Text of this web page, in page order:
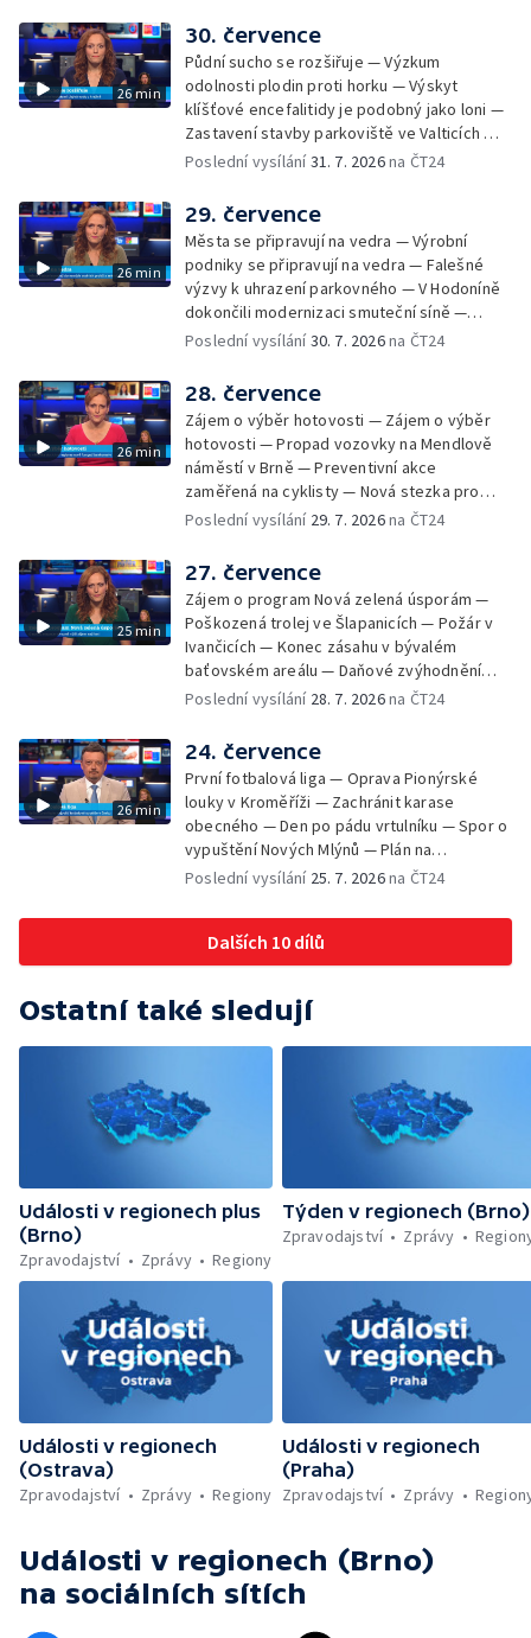
26 min
30. července
Půdní sucho se rozšiřuje — Výzkum
odolnosti plodin proti horku — Výskyt
klíšťové encefalitidy je podobný jako loni —
Zastavení stavby parkoviště ve Valticích —
Spor o lokalitu lesa v Rožnově pod
organismus — Kybernetický incident na
Masarykově univerzitě — Slavnostní
vyřazení absolventů Univerzity obran —
Letní kurzy umění pro mladé — Mobilní
kurníky pomáhají na poli
Poslední vysílání31. 7. 2026na ČT24
26 min
29. července
Města se připravují na vedra — Výrobní
podniky se připravují na vedra — Falešné
výzvy k uhrazení parkovného — V Hodoníně
dokončili modernizaci smuteční síně —
Chybějící toalety u dětských hřišť —
bývalého nákupního domu Letná — Končí 52.
ročník Letní filmové školy — 3. ročník
komunitní akce Stůl ve středu — Cesta na
podporu paliativní péče
Poslední vysílání30. 7. 2026na ČT24
26 min
28. července
Zájem o výběr hotovosti — Zájem o výběr
hotovosti — Propad vozovky na Mendlově
náměstí v Brně — Preventivní akce
zaměřená na cyklisty — Nová stezka pro
cyklisty na Zlínsku — Letecká linka mezi
pozorovat zatmění Slunce — Den AČFK na
Letní filmové škole — Milan Uhde slaví 90 let
— Rekonstrukce vojenského srubu
Poslední vysílání 29. 7. 2026na ČT24
25 min
27. července
Zájem o program Nová zelená úsporám —
Poškozená trolej ve Šlapanicích — Požár v
Ivančicích — Konec zásahu v bývalém
baťovském areálu — Daňové zvýhodnění
vína — Výhružky na magistrátu v Olomouci —
Brněnské týmy v první fotbalové lize —
Chystaná rekonstrukce bývalé věznice —
Nový seriál pro děti
Poslední vysílání 28. 7. 2026na ČT24
26 min
24. července
První fotbalová liga — Oprava Pionýrské
louky v Kroměříži — Zachránit karase
obecného — Den po pádu vrtulníku — Spor o
vypuštění Nových Mlýnů — Plán na
odstranění ohořelé budovy — 52. ročník
samostatné továrny
Poslední vysílání 25. 7. 2026na ČT24
Dalších 10 dílů
Ostatní také sledují
Události v regionech plus
(Brno)
Zpravodajství
Zprávy Regiony
Týden v regionech (Brno)
Zpravodajství
Zprávy
Události v regionech
(Ostrava)
Zpravodajství
Zprávy Regiony
Události v regionech
(Praha)
Zpravodajství
Zprávy
Události v regionech (Brno)
na sociálních sítích